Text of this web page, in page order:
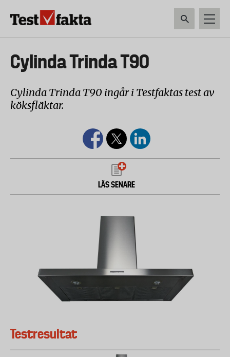
Huvudmeny
ny
Cylinda Trinda T90
Cylinda Trinda T90 ingår i Testfaktas test av
köksfläktar.
LÄS SENARE
Testresultat